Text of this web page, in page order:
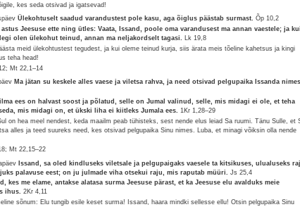
kes seda otsivad ja igatsevad!
Ülekohtuselt saadud varandustest pole kasu, aga õiglus päästab surmast.Õp 10,2
astus Jeesuse ette ning ütles: Vaata, Issand, poole oma varandusest ma annan vaestele; ja kui
olen ülekohut teinud, annan ma neljakordselt tagasi. Lk 19,8
meid ülekohtustest tegudest, ja kui oleme teinud kurja, siis ärata meis tõeline kahetsus ja kingi
teha head!
Mt 22,1–14
Ma jätan su keskele alles vaese ja viletsa rahva, ja need otsivad pelgupaika Issanda nimes.
ees on halvast soost ja põlatud, selle on Jumal valinud, selle, mis midagi ei ole, et teha
mis midagi on, et ükski liha ei kiitleks Jumala ees. 1Kr 1,28–29
on hea meel nendest, keda maailm peab tühisteks, sest nende elus leiad Sa ruumi. Tänu Sulle, et
alles ja teed suureks need, kes otsivad pelgupaika Sinu nimes. Luba, et minagi võiksin olla nende
Mt 22,15–22
Issand, sa oled kindluseks viletsale ja pelgupaigaks vaesele ta kitsikuses, ulualuseks
palavuse eest; on ju julmade viha otsekui raju, mis raputab müüri.Js 25,4
kes me elame, antakse alatasa surma Jeesuse pärast, et ka Jeesuse elu avalduks meie
ihus.2Kr 4,11
sõnum: Elu tungib esile keset surma! Issand, haara mindki sellesse ellu! Otsin pelgupaika Sinu